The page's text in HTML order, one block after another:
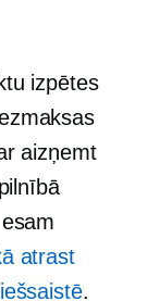
izpētes
aizņemt
atrast
.